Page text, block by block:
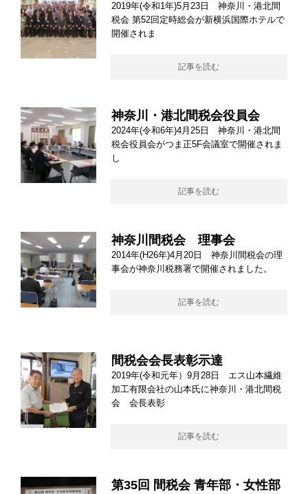
2019年(令和1年)5月23日 神奈川・港北間
税会 第52回定時総会が新横浜国際ホテルで
開催されま
記事を読む
神奈川・港北間税会役員会
2024年(令和6年)4月25日 神奈川・港北間
税会役員会がつま正5F会議室で開催されま
し
記事を読む
神奈川間税会 理事会
2014年(H26年)4月20日 神奈川間税会の理
事会が神奈川税務署で開催されました。
記事を読む
間税会会長表彰示達
2019年(令和元年）9月28日 エス山本繊維
加工有限会社の山本氏に神奈川・港北間税
会 会長表彰
記事を読む
第35回 間税会 青年部・女性部